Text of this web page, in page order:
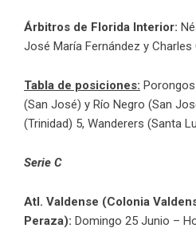
Árbitros de Florida Interior:
José María Fernández y
Tabla de posiciones:
(San José) y Río Negro (San
(Trinidad) 5, Wanderers (Santa
Serie C
Atl. Valdense (Colonia
Peraza): Domingo 25 Junio –